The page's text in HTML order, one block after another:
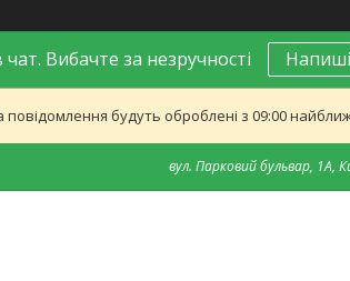
Вибачте за незручності
будуть оброблені з 09:00
вул. Парковий бульвар, 1А,